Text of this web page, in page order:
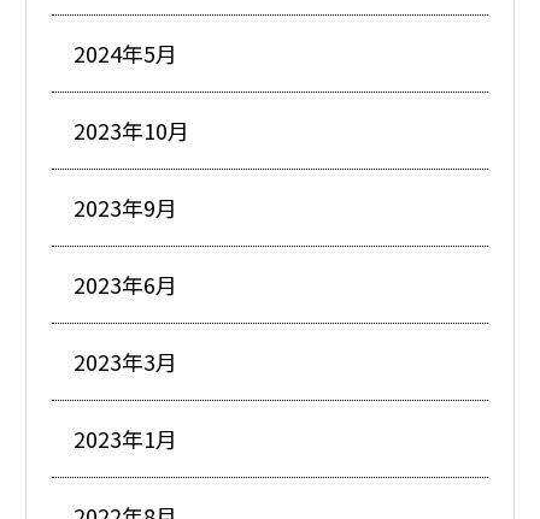
2024年5月
2023年10月
2023年9月
2023年6月
2023年3月
2023年1月